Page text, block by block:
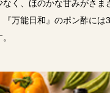
く、ほのかな甘みがさま
『万能日和』のポン酢には